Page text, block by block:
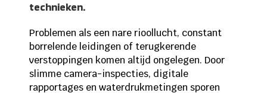
technieken.
Problemen als een nare rioollucht, constant
borrelende leidingen of terugkerende
verstoppingen komen altijd ongelegen. Door
slimme camera-inspecties, digitale
rapportages en waterdrukmetingen sporen